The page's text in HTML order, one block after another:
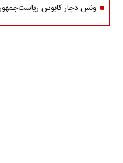
ونس دچار کابوس